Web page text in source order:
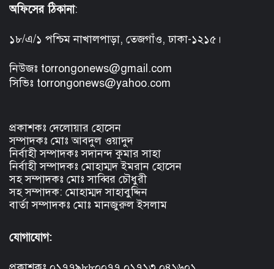
অফিসের ঠিকানা:
১৮/এ/১ পশ্চিম নাখালপাড়া, তেজগাঁও, ঢাকা-১২১৫।
নিউজঃ torrongonews@gmail.com
সিভিঃ torrongonews@yahoo.com
প্রকাশকঃ দেলোয়ার হোসেন
সম্পাদকঃ মোঃ আবদুল ওয়াদুদ
নির্বাহী সম্পাদকঃ সদানন্দ কুমার সাহা
নির্বাহী সম্পাদকঃ মোহাম্মদ ইমরান হোসেন
সহ সম্পাদকঃ মোঃ সাব্বির চৌধুরী
সহ সম্পাদক: মোহাম্মদ সাহাবুদ্দিন
বার্তা সম্পাদকঃ মোঃ মানজুরুল ইসলাম
যোগাযোগ: